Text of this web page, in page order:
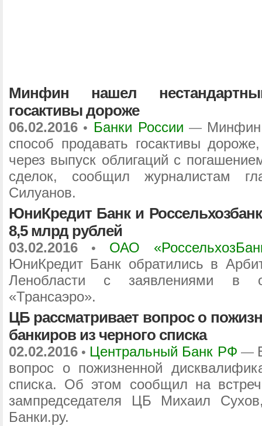
Минфин нашел
госактивы дороже
06.02.2016 • Банки России —
способ продавать госактивы
через выпуск облигаций с
сделок, сообщил журналистам
Силуанов.
ЮниКредит Банк и
8,5 млрд рублей
03.02.2016 • ОАО
ЮниКредит Банк обратились в
Ленобласти с заявлениями в
«Трансаэро».
ЦБ рассматривает вопрос о
банкиров из черного списка
02.02.2016 • Центральный Банк РФ —
вопрос о пожизненной
списка. Об этом сообщил на
зампредседателя ЦБ Михаил
Банки.ру.